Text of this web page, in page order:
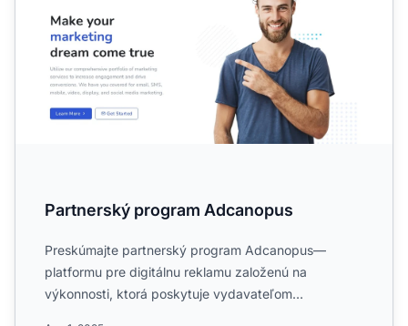
Partnerský program Adcanopus
Preskúmajte partnerský program Adcanopus—
platformu pre digitálnu reklamu založenú na
výkonnosti, ktorá poskytuje vydavateľom